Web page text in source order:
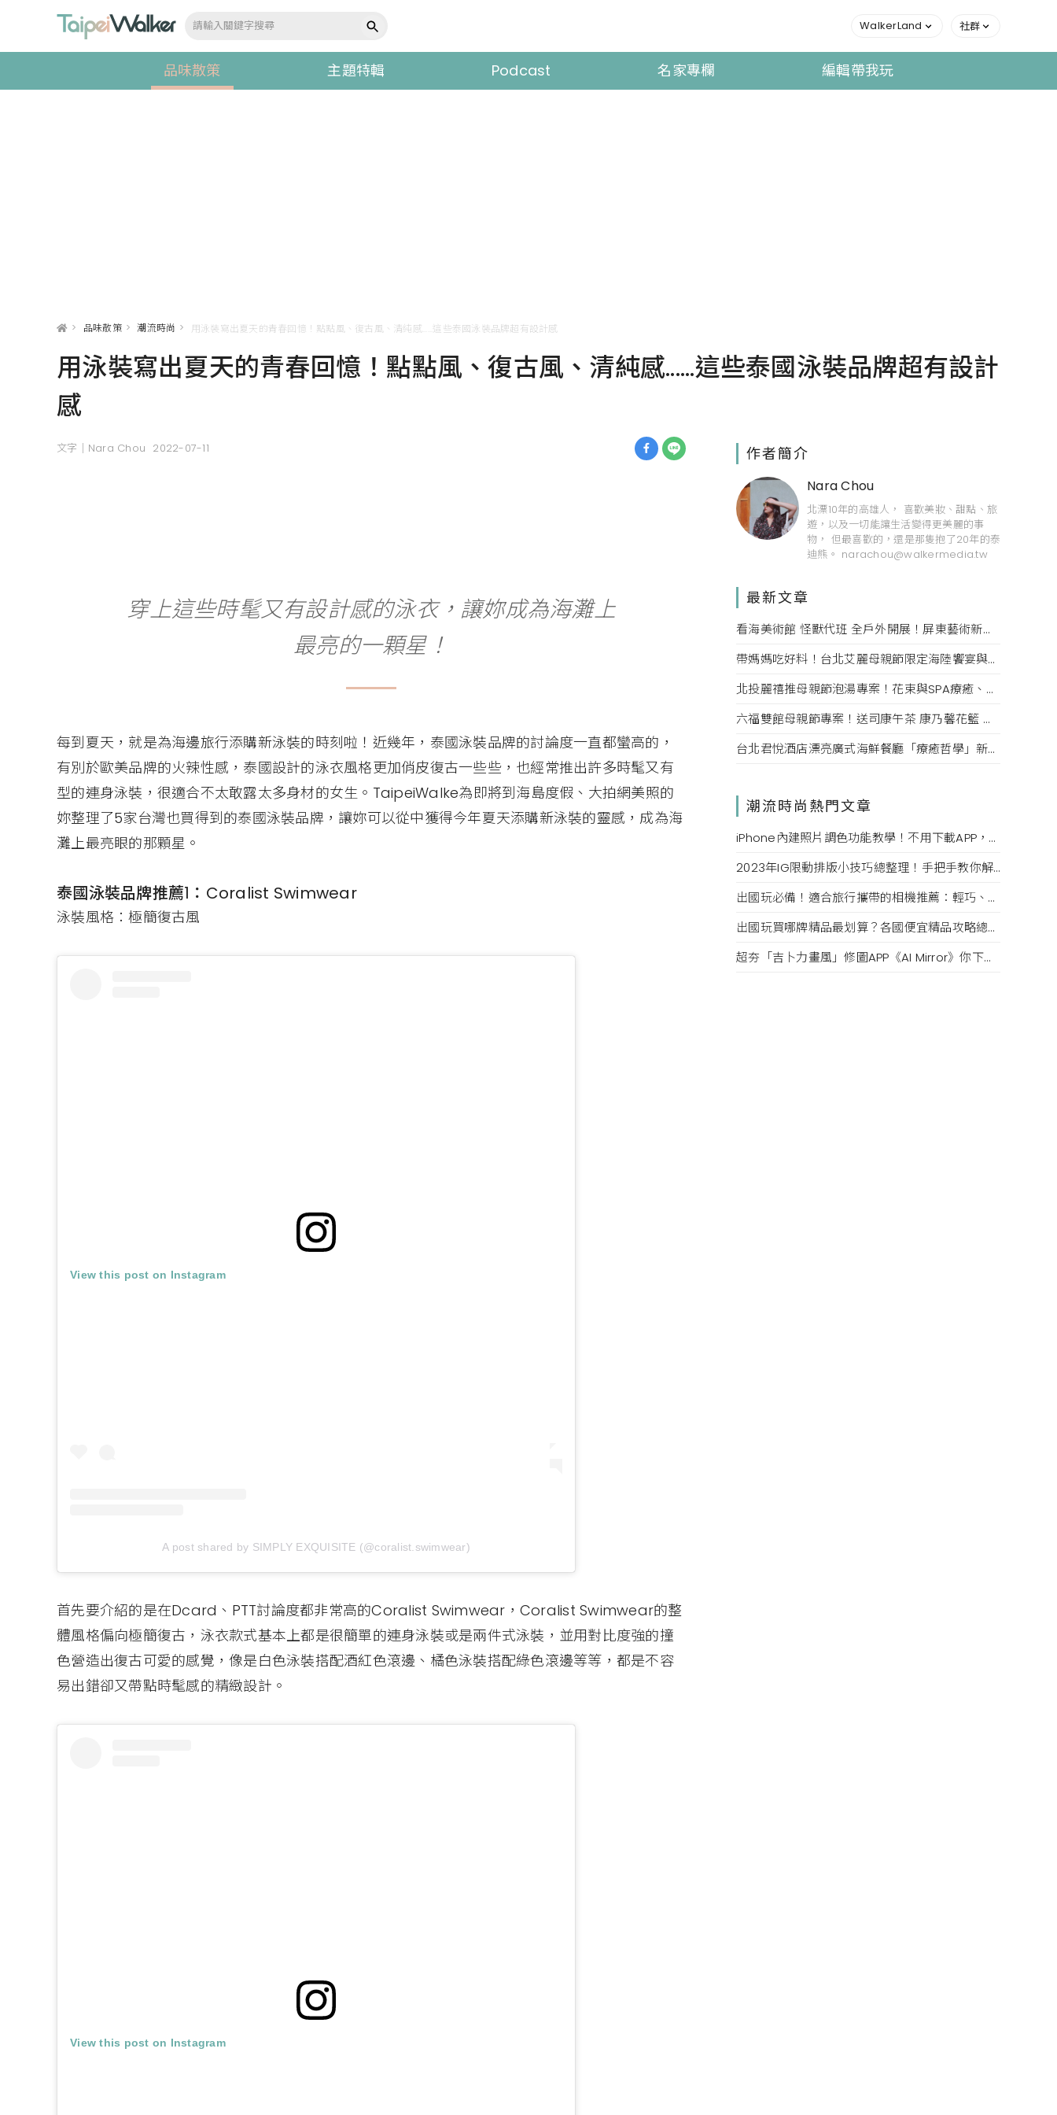
WalkerLand 社群
品味散策 主題特輯 Podcast 名家專欄 編輯帶我玩
> 品味散策 > 潮流時尚 > 用泳裝寫出夏天的青春回憶！點點風、復古風、清純感......這些泰國泳裝品牌超有設計感
用泳裝寫出夏天的青春回憶！點點風、復古風、清純感......這些泰國泳裝品牌超有設計
感
文字｜Nara Chou 2022-07-11
穿上這些時髦又有設計感的泳衣，讓妳成為海灘上
最亮的一顆星！
每到夏天，就是為海邊旅行添購新泳裝的時刻啦！近幾年，泰國泳裝品牌的討論度一直都蠻高的，
有別於歐美品牌的火辣性感，泰國設計的泳衣風格更加俏皮復古一些些，也經常推出許多時髦又有
型的連身泳裝，很適合不太敢露太多身材的女生。TaipeiWalke為即將到海島度假、大拍網美照的
妳整理了5家台灣也買得到的泰國泳裝品牌，讓妳可以從中獲得今年夏天添購新泳裝的靈感，成為海
灘上最亮眼的那顆星。
泰國泳裝品牌推薦1：Coralist Swimwear
泳裝風格：極簡復古風
View this post on Instagram
A post shared by SIMPLY EXQUISITE (@coralist.swimwear)
首先要介紹的是在Dcard、PTT討論度都非常高的Coralist Swimwear，Coralist Swimwear的整
體風格偏向極簡復古，泳衣款式基本上都是很簡單的連身泳裝或是兩件式泳裝，並用對比度強的撞
色營造出復古可愛的感覺，像是白色泳裝搭配酒紅色滾邊、橘色泳裝搭配綠色滾邊等等，都是不容
易出錯卻又帶點時髦感的精緻設計。
View this post on Instagram
作者簡介
Nara Chou
北漂10年的高雄人， 喜歡美妝、甜點、旅
遊，以及一切能讓生活變得更美麗的事
物， 但最喜歡的，還是那隻抱了20年的泰
迪熊。 narachou@walkermedia.tw
最新文章
看海美術館 怪獸代班 全戶外開展！屏東藝術新亮點 網美必拍。
帶媽媽吃好料！台北艾麗母親節限定海陸饗宴與住房專案一次收藏。
北投麗禧推母親節泡湯專案！花束與SPA療癒、甜點同步登場
六福雙館母親節專案！送司康午茶 康乃馨花籃 演唱會票，高鐵78折限量。
台北君悅酒店漂亮廣式海鮮餐廳「療癒哲學」新菜單！每一口都成為心靈的享受。
潮流時尚熱門文章
iPhone內建照片調色功能教學！不用下載APP，用這幾款「調色參數」也能調出日系感、復古色調
2023年IG限動排版小技巧總整理！手把手教你解鎖隱藏版字體、幫背景換顏色，打造質感限時動態
出國玩必備！適合旅行攜帶的相機推薦：輕巧、不佔空間又好上手，新手也能拍出質感美照
出國玩買哪牌精品最划算？各國便宜精品攻略總整理，用75折購入香奈兒、CELINE質感包款
超夯「吉卜力畫風」修圖APP《AI Mirror》你下載了嗎？一秒將美照變成宮崎駿電影封面，網美們必學